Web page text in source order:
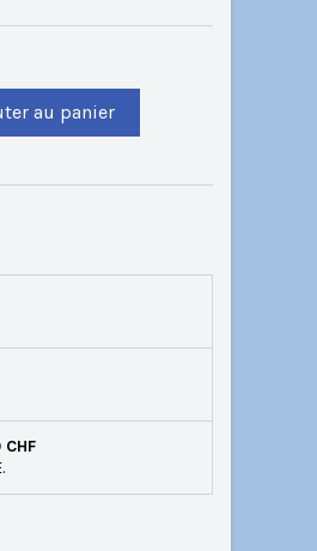
au panier
CHF